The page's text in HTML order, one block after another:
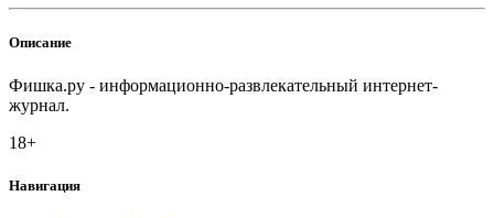
Описание
Фишка.ру - информационно-развлекательный интернет-
журнал.
18+
Навигация